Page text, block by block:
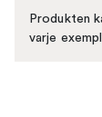
Produkten
varje